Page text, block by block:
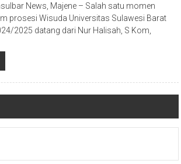
News, Majene – Salah satu momen
prosesi Wisuda Universitas Sulawesi Barat
2025 datang dari Nur Halisah, S Kom,